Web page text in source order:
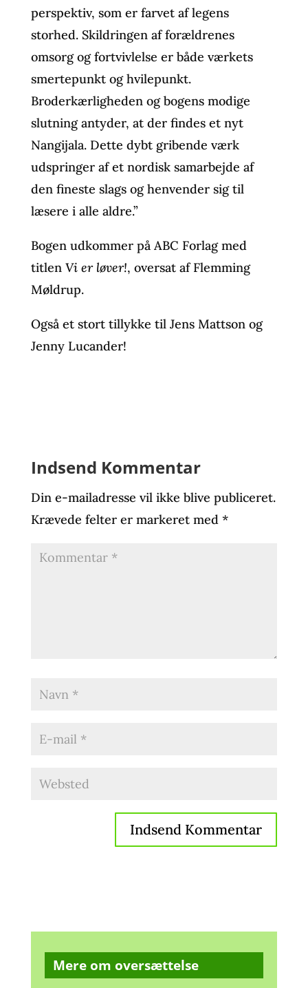
perspektiv, som er farvet af legens
storhed. Skildringen af forældrenes
omsorg og fortvivlelse er både værkets
smertepunkt og hvilepunkt.
Broderkærligheden og bogens modige
slutning antyder, at der findes et nyt
Nangijala. Dette dybt gribende værk
udspringer af et nordisk samarbejde af
den fineste slags og henvender sig til
læsere i alle aldre.”
Bogen udkommer på ABC Forlag med
titlen Vi er løver!, oversat af Flemming
Møldrup.
Også et stort tillykke til Jens Mattson og
Jenny Lucander!
Indsend Kommentar
Din e-mailadresse vil ikke blive publiceret.
Krævede felter er markeret med *
Mere om oversættelse